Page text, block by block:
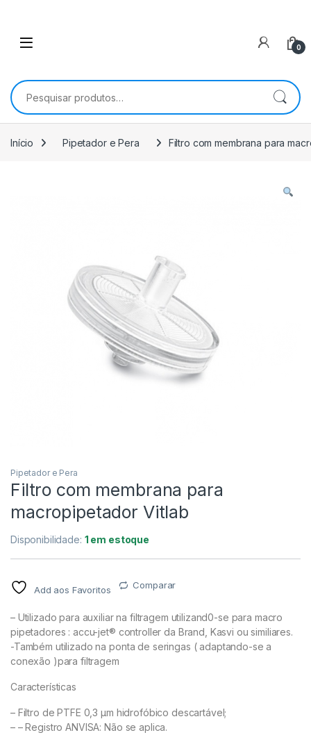
0
Pesquisar por:
Início Pipetador e Pera Filtro com membrana para
Pipetador e Pera
Filtro com membrana para
macropipetador Vitlab
Disponibilidade: 1 em estoque
Add aos Favoritos Comparar
– Utilizado para auxiliar na filtragem utilizand0-se para macro
pipetadores : accu-jet® controller da Brand, Kasvi ou similiares.
-Também utilizado na ponta de seringas ( adaptando-se a
conexão )para filtragem
Características
– Filtro de PTFE 0,3 µm hidrofóbico descartável;
– – Registro ANVISA: Não se aplica.